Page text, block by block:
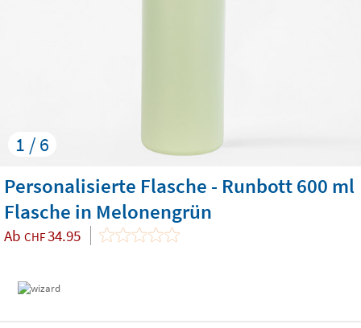
1 / 6
Personalisierte Flasche - Runbott 600 ml
Flasche in Melonengrün
Ab CHF34.95